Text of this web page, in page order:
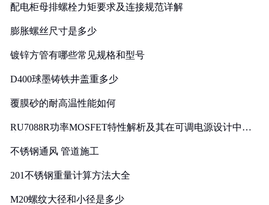
配电柜母排螺栓力矩要求及连接规范详解
膨胀螺丝尺寸是多少
镀锌方管有哪些常见规格和型号
D400球墨铸铁井盖重多少
覆膜砂的耐高温性能如何
RU7088R功率MOSFET特性解析及其在可调电源设计中的
不锈钢通风 管道施工
201不锈钢重量计算方法大全
M20螺纹大径和小径是多少